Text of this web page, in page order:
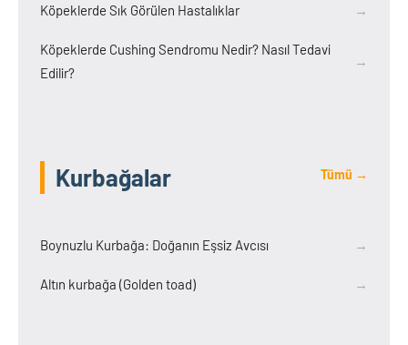
Köpeklerde Sık Görülen Hastalıklar →
Köpeklerde Cushing Sendromu Nedir? Nasıl Tedavi
Edilir?
→
Kurbağalar Tümü →
Boynuzlu Kurbağa: Doğanın Eşsiz Avcısı →
Altın kurbağa (Golden toad) →